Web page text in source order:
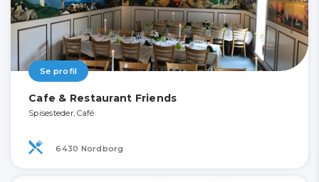
Se profil
Cafe & Restaurant Friends
Spisesteder, Café
6430 Nordborg